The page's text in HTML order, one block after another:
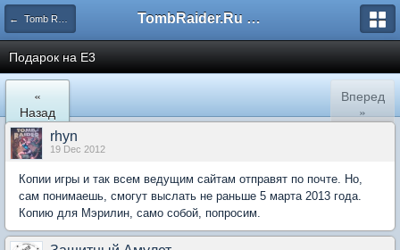
← Tomb Raider (2013) TombRaider.Ru - Форумы
Подарок на Е3
«
Назад
Вперед
»
rhyn
19 Dec 2012
Копии игры и так всем ведущим сайтам отправят по почте. Но,
сам понимаешь, смогут выслать не раньше 5 марта 2013 года.
Копию для Мэрилин, само собой, попросим.